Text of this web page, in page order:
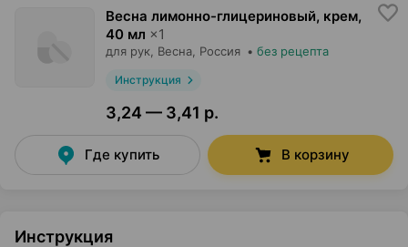
Весна лимонно-глицериновый, крем,
40 мл ×1
для рук, Весна , Россия • без рецепта
Инструкция
3,24 — 3,41 р.
Где купить В корзину
Инструкция